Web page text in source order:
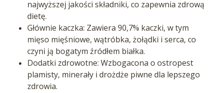
najwyższej jakości składniki, co zapewnia zdrową
dietę.
Głównie kaczka: Zawiera 90,7% kaczki, w tym
mięso mięśniowe, wątróbka, żołądki i serca, co
czyni ją bogatym źródłem białka.
Dodatki zdrowotne: Wzbogacona o ostropest
plamisty, minerały i drożdże piwne dla lepszego
zdrowia.